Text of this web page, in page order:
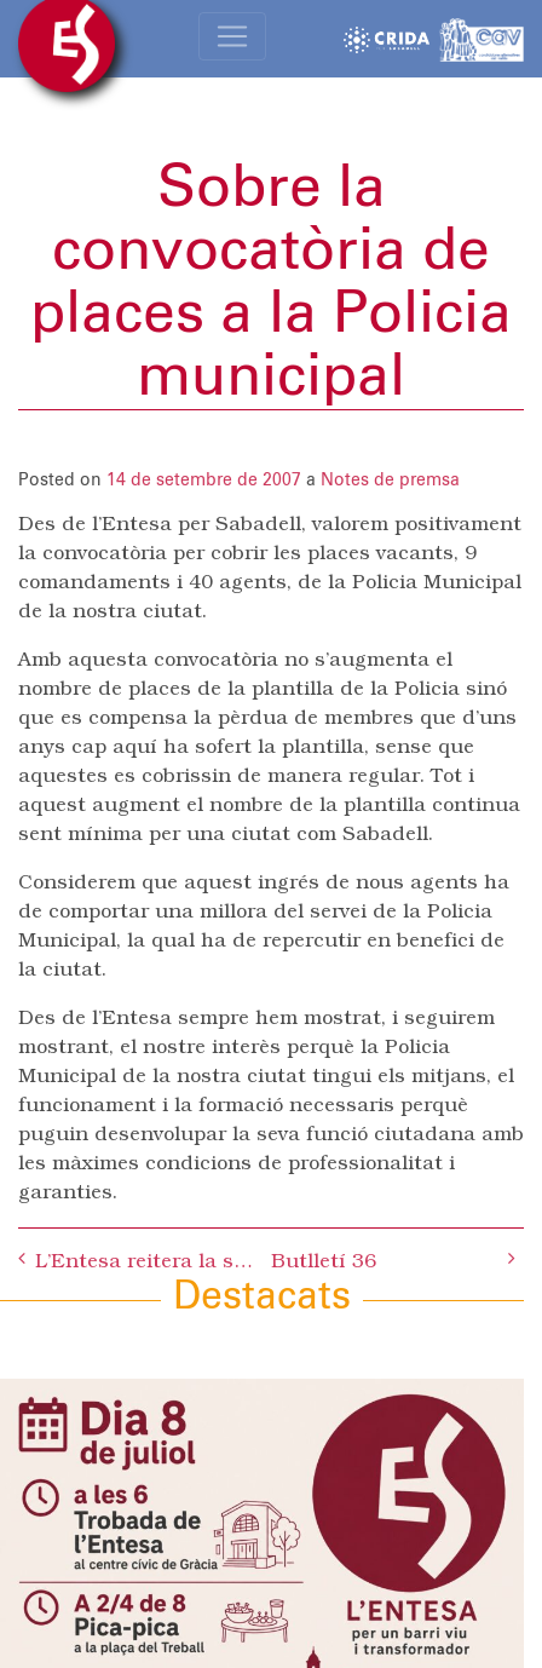
Sobre la
convocatòria de
places a la Policia
municipal
Posted on 14 de setembre de 2007 a Notes de premsa
Des de l’Entesa per Sabadell, valorem positivament
la convocatòria per cobrir les places vacants, 9
comandaments i 40 agents, de la Policia Municipal
de la nostra ciutat.
Amb aquesta convocatòria no s’augmenta el
nombre de places de la plantilla de la Policia sinó
que es compensa la pèrdua de membres que d’uns
anys cap aquí ha sofert la plantilla, sense que
aquestes es cobrissin de manera regular. Tot i
aquest augment el nombre de la plantilla continua
sent mínima per una ciutat com Sabadell.
Considerem que aquest ingrés de nous agents ha
de comportar una millora del servei de la Policia
Municipal, la qual ha de repercutir en benefici de
la ciutat.
Des de l’Entesa sempre hem mostrat, i seguirem
mostrant, el nostre interès perquè la Policia
Municipal de la nostra ciutat tingui els mitjans, el
funcionament i la formació necessaris perquè
puguin desenvolupar la seva funció ciutadana amb
les màximes condicions de professionalitat i
garanties.
navigation
L’Entesa reitera la seva demanda de què l’alcalde doni explicacions públiques sobre el tema adjudicacions d’obres Butlletí 36
Destacats